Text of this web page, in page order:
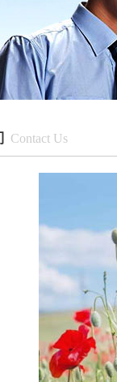
Contact Us